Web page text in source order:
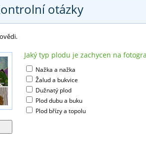
otázky
Jaký typ plodu je zachycen na
Nažka a nažka
Žalud a bukvice
Dužnatý plod
Plod dubu a buku
Plod břízy a topolu